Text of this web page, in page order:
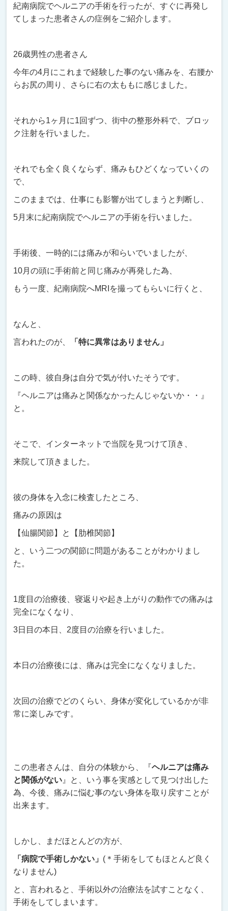
紀南病院でヘルニアの手術を行ったが、すぐに再発し
てしまった患者さんの症例をご紹介します。
26歳男性の患者さん
今年の4月にこれまで経験した事のない痛みを、右腰か
らお尻の周り、さらに右の太ももに感じました。
それから1ヶ月に1回ずつ、街中の整形外科で、ブロッ
ク注射を行いました。
それでも全く良くならず、痛みもひどくなっていくの
で、
このままでは、仕事にも影響が出てしまうと判断し、
5月末に紀南病院でヘルニアの手術を行いました。
手術後、一時的には痛みが和らいでいましたが、
10月の頭に手術前と同じ痛みが再発した為、
もう一度、紀南病院へMRIを撮ってもらいに行くと、
なんと、
言われたのが、 「特に異常はありません」
この時、彼自身は自分で気が付いたそうです。
『ヘルニアは痛みと関係なかったんじゃないか・・』
と。
そこで、インターネットで当院を見つけて頂き、
来院して頂きました。
彼の身体を入念に検査したところ、
痛みの原因は
【仙腸関節】と【肋椎関節】
と、いう二つの関節に問題があることがわかりまし
た。
1度目の治療後、寝返りや起き上がりの動作での痛みは
完全になくなり、
3日目の本日、2度目の治療を行いました。
本日の治療後には、痛みは完全になくなりました。
次回の治療でどのくらい、身体が変化しているかが非
常に楽しみです。
この患者さんは、自分の体験から、『ヘルニアは痛み
と関係がない 』と、いう事を実感として見つけ出した
為、今後、痛みに悩む事のない身体を取り戻すことが
出来ます。
しかし、まだほとんどの方が、
「病院で手術しかない」 (＊手術をしてもほとんど良く
なりません)
と、言われると、手術以外の治療法を試すことなく、
手術をしてしまいます。